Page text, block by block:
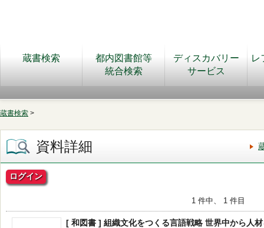
蔵書検索
都内図書館等
統合検索
ディスカバリー
サービス
レ
蔵書検索 >
資料詳細
ログイン
1 件中、 1 件目
[ 和図書 ] 組織文化をつくる言語戦略 世界中から人